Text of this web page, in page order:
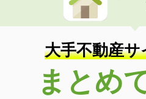
大手不動産サ
まとめ